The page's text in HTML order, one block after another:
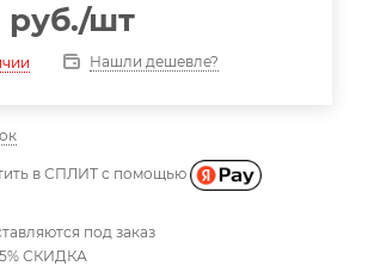
руб./шт
Нашли дешевле?
в СПЛИТ с помощью
под заказ
СКИДКА